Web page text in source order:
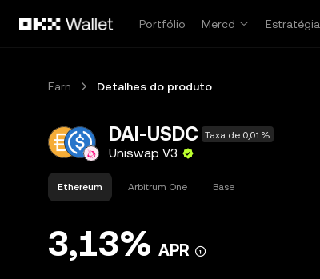
Portfólio
Mercd Estratégia
Earn Detalhes do produto
DAI-USDC Taxa de 0,01%
Uniswap V3
Ethereum Arbitrum One Base
3,13% APR